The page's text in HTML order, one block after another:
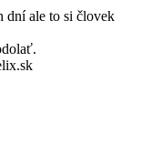
dní ale to si človek